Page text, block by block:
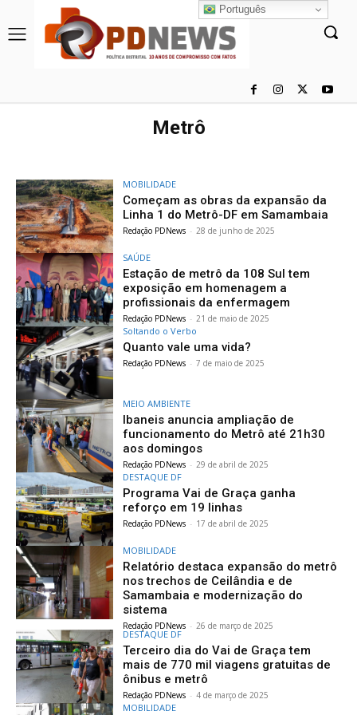
Metrô
MOBILIDADE
Começam as obras da expansão da
Linha 1 do Metrô-DF em Samambaia
Redação PDNews - 28 de junho de 2025
SAÚDE
Estação de metrô da 108 Sul tem
exposição em homenagem a
profissionais da enfermagem
Redação PDNews - 21 de maio de 2025
Soltando o Verbo
Quanto vale uma vida?
Redação PDNews - 7 de maio de 2025
MEIO AMBIENTE
Ibaneis anuncia ampliação de
funcionamento do Metrô até 21h30
aos domingos
Redação PDNews - 29 de abril de 2025
DESTAQUE DF
Programa Vai de Graça ganha
reforço em 19 linhas
Redação PDNews - 17 de abril de 2025
MOBILIDADE
Relatório destaca expansão do metrô
nos trechos de Ceilândia e de
Samambaia e modernização do
sistema
Redação PDNews - 26 de março de 2025
DESTAQUE DF
Terceiro dia do Vai de Graça tem
mais de 770 mil viagens gratuitas de
ônibus e metrô
Redação PDNews - 4 de março de 2025
MOBILIDADE
Português